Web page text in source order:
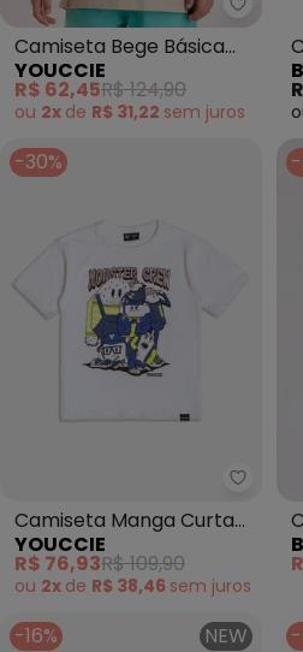
Camiseta Bege Básica
Estampada (Cru)
YOUCCIE
R$ 62,45R$ 124,90
ou 2x de R$ 31,22 sem juros
-30%
Camiseta Manga Curta
Off Monster Crew (Off
White)
YOUCCIE
R$ 76,93R$ 109,90
ou 2x de R$ 38,46 sem juros
-16% NEW